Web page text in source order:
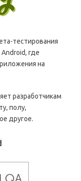
тестирования
где
на
разработчикам
полу,
другое.